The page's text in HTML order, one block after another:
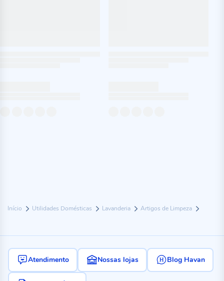
Início Utilidades Domésticas Lavanderia Artigos de Limpeza
Atendimento Nossas lojas Blog Havan